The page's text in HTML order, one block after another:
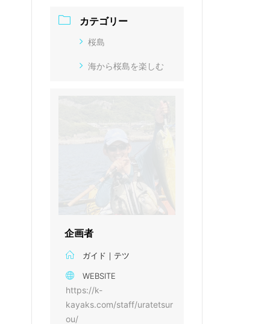
カテゴリー
桜島
海から桜島を楽しむ
企画者
ガイド｜テツ
WEBSITE
https://k-
kayaks.com/staff/uratetsur
ou/